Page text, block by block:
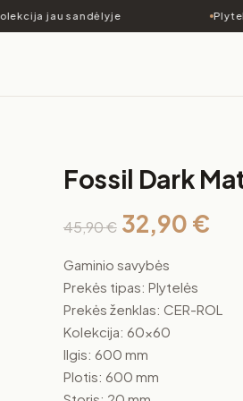
jau sandėlyje
Fossil Dark
45,90€ 32,90 €
Gaminio savybės
Prekės tipas: Plytelės
Prekės ženklas: CER-ROL
Kolekcija: 60×60
Ilgis: 600 mm
Plotis: 600 mm